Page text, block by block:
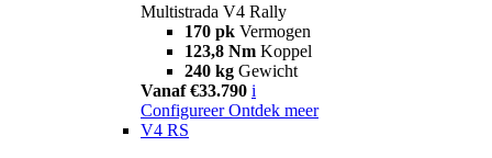
Multistrada V4 Rally
170 pk Vermogen
123,8 Nm Koppel
240 kg Gewicht
Vanaf €33.790 i
Configureer Ontdek meer
V4 RS